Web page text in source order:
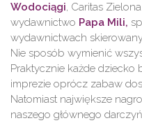
Wodociągi, Caritas
wydawnictwo Papa Mili,
wydawnictwach
Nie sposób wymienić
Praktycznie każde dziecko
imprezie oprócz zabaw
Natomiast największe
naszego głównego